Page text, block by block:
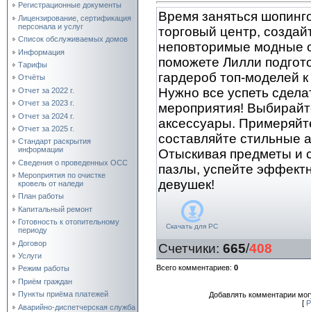
Регистрационные документы
Лицензирование, cертификация
персонала и услуг
Список обслуживаемых домов
Информация
Тарифы
Отчёты
Отчет за 2022 г.
Отчет за 2023 г.
Отчет за 2024 г.
Отчет за 2025 г.
Стандарт раскрытия
информации
Сведения о проведенных ОСС
Мероприятия по очистке
кровель от наледи
План работы
Капитальный ремонт
Готовность к отопительному
периоду
Договор
Услуги
Режим работы
Приём граждан
Пункты приёма платежей
Аварийно-диспетчерская служба
Время заняться
торговый центр,
неповторимые модные
поможете Лилли
гардероб топ-моделей
Нужно все успеть
мероприятия!
аксессуары.
составляйте стильные
Отыскивая предметы и
пазлы, успейте
девушек!
Скачать для PC
Счетчики: 665/408
Всего комментариев: 0
Добавлять комментарии
[